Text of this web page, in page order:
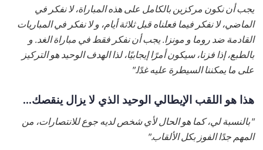
يجب أن نكون مركزين بالكامل على هذه المباراة، لا نفكر في
الماضي، لا نفكر فيما فعلناه قبل ثلاثة أيام، و لا نفكر في المباريات
القادمة ضد روما و مونزا. يجب أن نفكر فقط في مباراة الغد. و
بالطبع، إذا فزنا، سيكون أمرًا إيجابيًا، لذا الهدف الوحيد هو التركيز
على ما يمكننا السيطرة عليه غدًا."
هذا هو اللقب الإيطالي الوحيد الذي لا يزال ينقصك...
"بالنسبة لي، كما هو الحال لأي شخص لديه جوع للانتصارات، من
المهم جدًا الفوز بكل الألقاب."